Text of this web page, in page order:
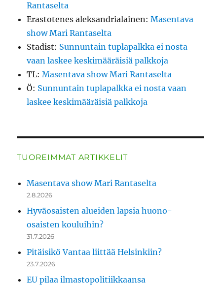
Rantaselta
Erastotenes aleksandrialainen:Masentava
show Mari Rantaselta
Stadist: Sunnuntain tuplapalkka ei nosta
vaan laskee keskimääräisiä palkkoja
TL:Masentava show Mari Rantaselta
Ö: Sunnuntain tuplapalkka ei nosta vaan
laskee keskimääräisiä palkkoja
TUOREIMMAT ARTIKKELIT
Masentava show Mari Rantaselta
2.8.2026
Hyväosaisten alueiden lapsia huono-
osaisten kouluihin?
31.7.2026
Pitäisikö Vantaa liittää Helsinkiin?
23.7.2026
EU pilaa ilmastopolitiikkaansa